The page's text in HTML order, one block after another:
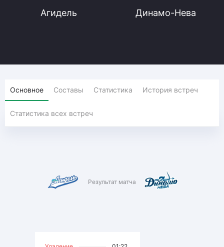
Агидель Динамо-Нева
Основное Составы Статистика История встреч
Статистика всех встреч
Результат матча